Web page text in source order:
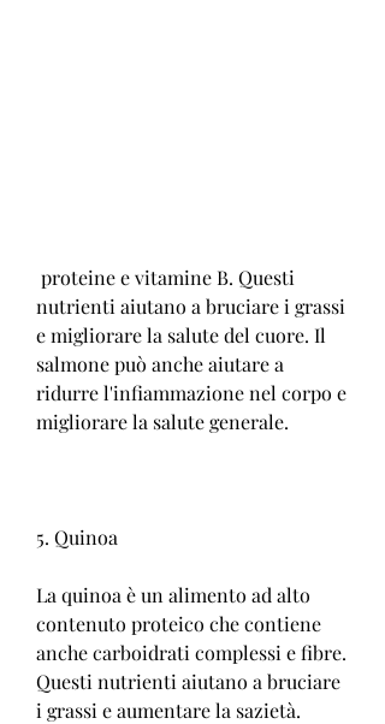
nutrienti aiutano a bruciare i grassi
e migliorare la salute del cuore. Il
salmone può anche aiutare a
ridurre l'infiammazione nel corpo e
migliorare la salute generale.
5. Quinoa
La quinoa è un alimento ad alto
contenuto proteico che contiene
anche carboidrati complessi e fibre.
Questi nutrienti aiutano a bruciare
i grassi e aumentare la sazietà.